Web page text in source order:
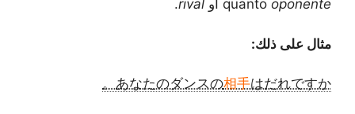
quanto oponente أو rival
.
مثال على ذلك:
あなたのダンスの相手はだれですか。